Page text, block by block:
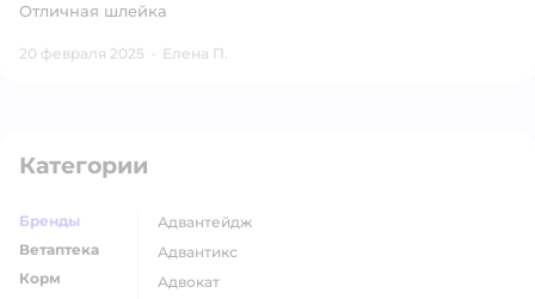
Отличная шлейка
20 февраля 2025 · Елена П.
Категории
Бренды
Ветаптека
Корм
адвантейдж
адвантикс
адвокат